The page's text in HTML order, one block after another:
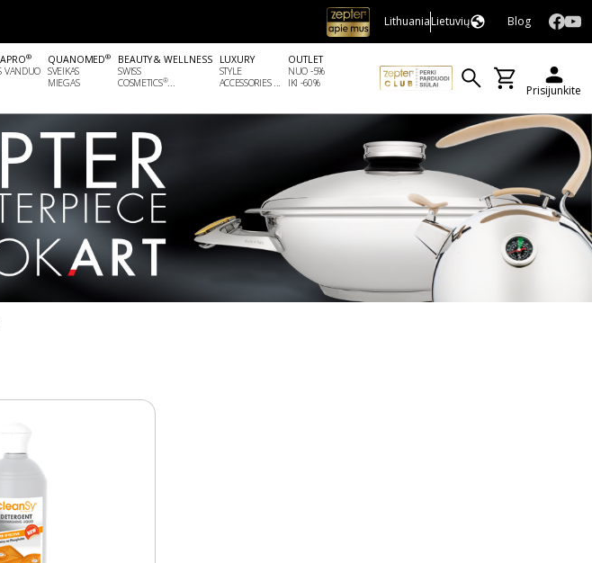
LithuaniaLietuvių Blog
®
VANDUO
QUANOMED®
SVEIKAS
MIEGAS
BEAUTY & WELLNESS
SWISS
COSMETICS®...
LUXURY
STYLE
ACCESSORIES ...
OUTLET
NUO -5%
IKI -60%
Prisijunkite